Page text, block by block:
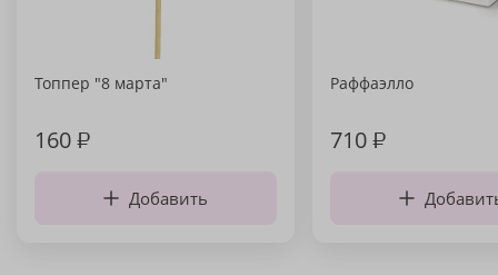
Топпер "8 марта"
160₽
Добавить
Раффаэлло
710₽